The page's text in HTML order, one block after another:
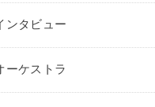
ンタビュー
ーケストラ